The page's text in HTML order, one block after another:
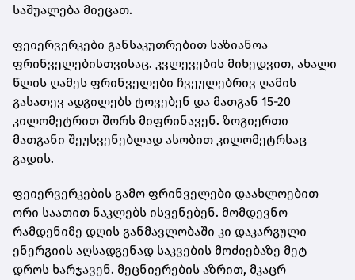
საშუალება მიეცათ.
ფეიერვერკები განსაკუთრებით საზიანოა
ფრინველებისთვისაც. კვლევების მიხედვით, ახალი
წლის ღამეს ფრინველები ჩვეულებრივ ღამის
გასათევ ადგილებს ტოვებენ და მათგან 15-20
კილომეტრით შორს მიფრინავენ. ზოგიერთი
მათგანი შეუსვენებლად ასობით კილომეტრსაც
გადის.
ფეიერვერკების გამო ფრინველები დაახლოებით
ორი საათით ნაკლებს ისვენებენ. მომდევნო
რამდენიმე დღის განმავლობაში კი დაკარგული
ენერგიის აღსადგენად საკვების მოძიებაზე მეტ
დროს ხარჯავენ. მეცნიერების აზრით, მკაცრ